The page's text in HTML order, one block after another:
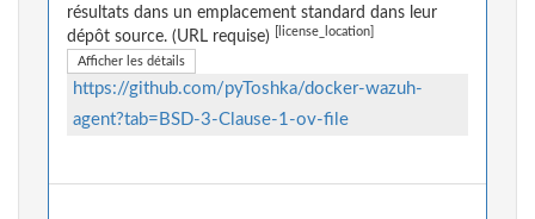
résultats dans un emplacement standard dans leur
dépôt source. (URL requise)
[license_location]
Afficher les détails
https://github.com/pyToshka/docker-wazuh-
agent?tab=BSD-3-Clause-1-ov-file